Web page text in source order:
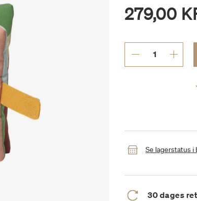
279,00
Se lagerstatus i
30 dages